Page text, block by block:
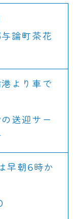
論町茶花
より車で
送迎サー
早朝6時か